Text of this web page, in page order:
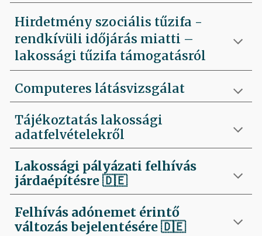
Hirdetmény szociális tűzifa -
rendkívüli időjárás miatti –
lakossági tűzifa támogatásról
Computeres látásvizsgálat
Tájékoztatás lakossági
adatfelvételekről
Lakossági pályázati felhívás
járdaépítésre🇩🇪
Felhívás adónemet érintő
változás bejelentésére 🇩🇪